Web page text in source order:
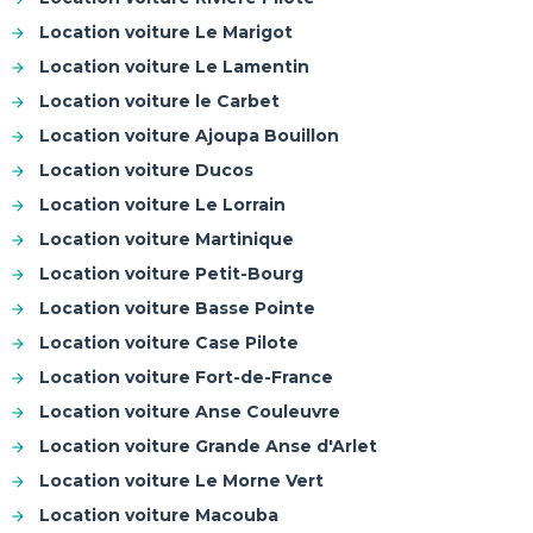
Location voiture Le Marigot
Location voiture Le Lamentin
Location voiture le Carbet
Location voiture Ajoupa Bouillon
Location voiture Ducos
Location voiture Le Lorrain
Location voiture Martinique
Location voiture Petit-Bourg
Location voiture Basse Pointe
Location voiture Case Pilote
Location voiture Fort-de-France
Location voiture Anse Couleuvre
Location voiture Grande Anse d'Arlet
Location voiture Le Morne Vert
Location voiture Macouba